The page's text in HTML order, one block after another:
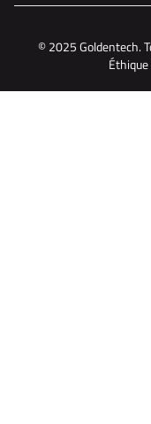
© 2025 Goldentech.